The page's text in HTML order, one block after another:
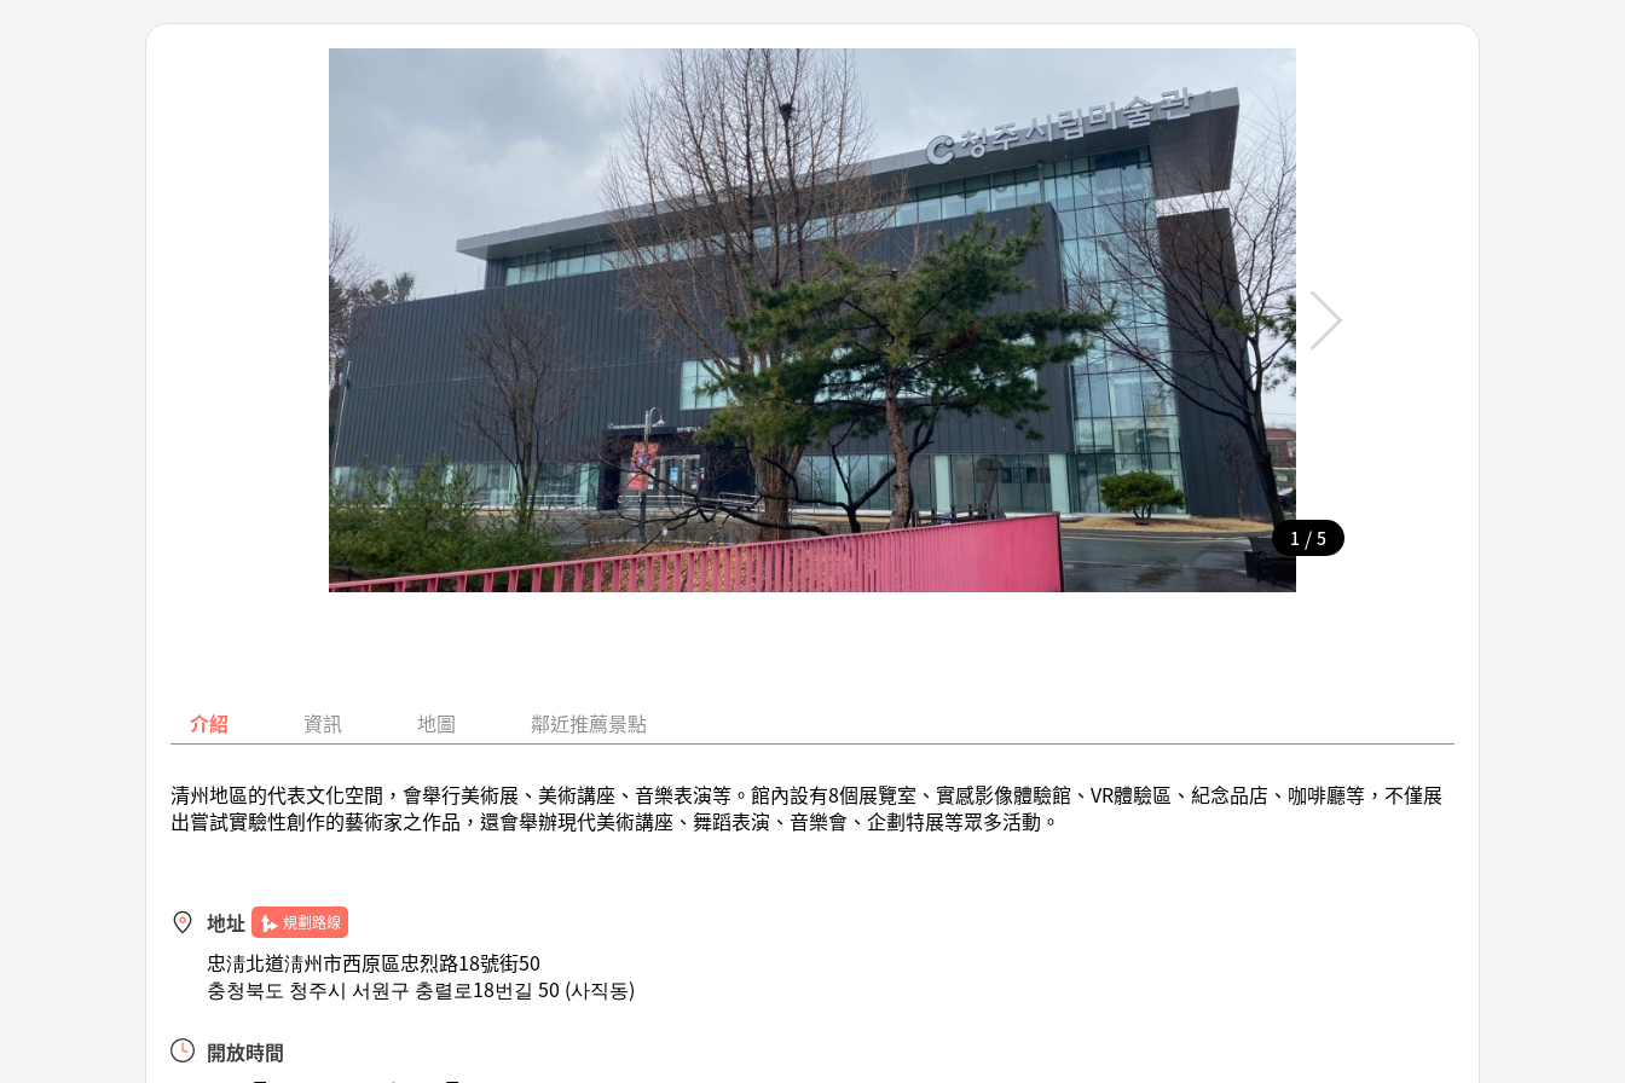
1 / 5
介紹 資訊 地圖 鄰近推薦景點
清州地區的代表文化空間，會舉行美術展、美術講座、音樂表演等。館內設有8個展覽室、實感影像體驗館、VR體驗區、紀念品店、咖啡廳等，不僅展
出嘗試實驗性創作的藝術家之作品，還會舉辦現代美術講座、舞蹈表演、音樂會、企劃特展等眾多活動。
地址 規劃路線
忠淸北道淸州市西原區忠烈路18號街50
충청북도 청주시 서원구 충렬로18번길 50 (사직동)
開放時間